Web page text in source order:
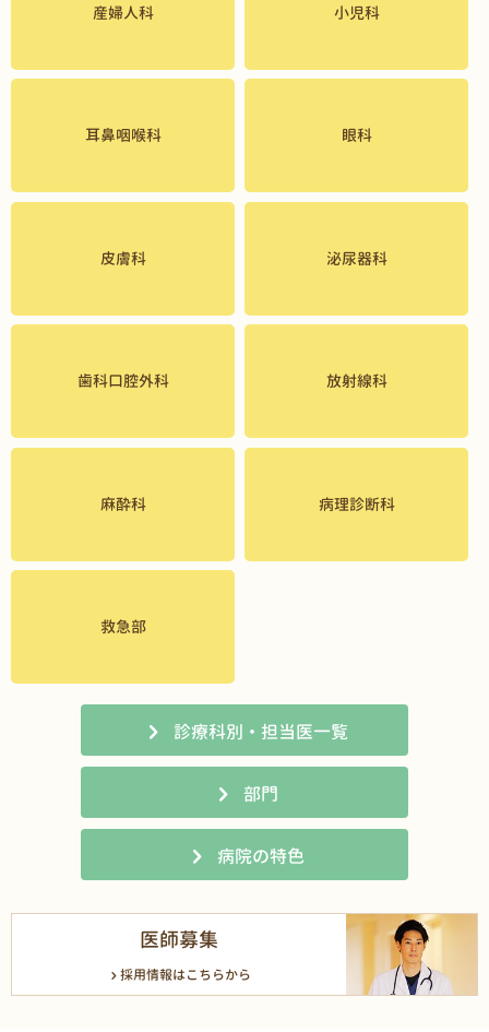
産婦人科 小児科
耳鼻咽喉科 眼科
皮膚科 泌尿器科
歯科口腔外科 放射線科
麻酔科 病理診断科
救急部
診療科別・担当医一覧
部門
病院の特色
医師募集
採用情報はこちらから